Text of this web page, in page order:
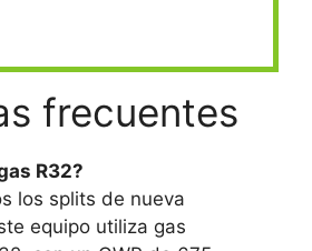
frecuentes
R32?
los splits de nueva
equipo utiliza gas